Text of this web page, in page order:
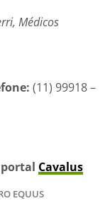
Médicos
(11) 99918 –
Cavalus
EQUUS